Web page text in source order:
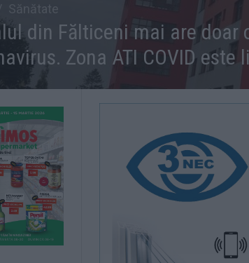
Sănătate
din Fălticeni mai are
Zona ATI COVID este